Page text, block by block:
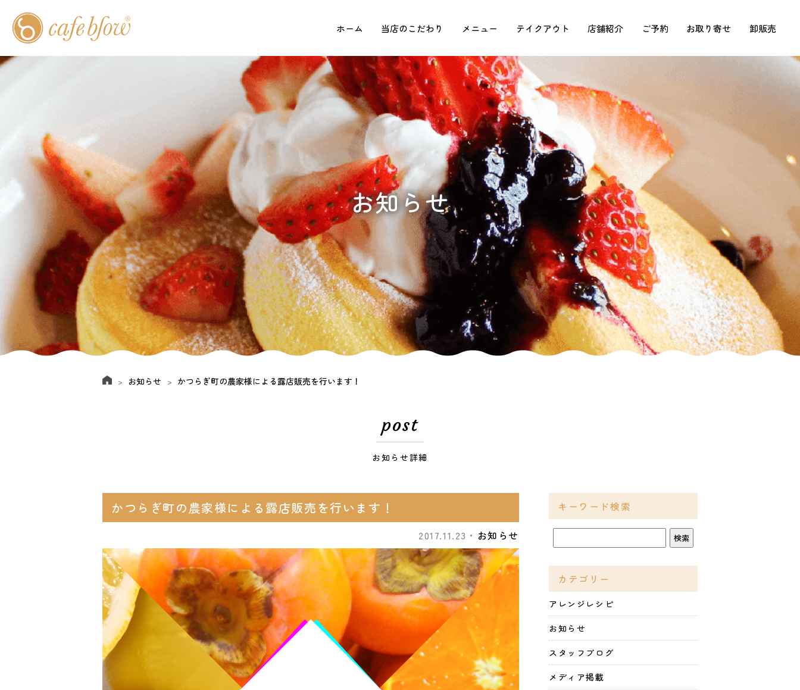
ホーム 当店のこだわり メニュー テイクアウト 店舗紹介 ご予約 お取り寄せ 卸販売
お知らせ
お知らせ かつらぎ町の農家様による露店販売を行います！
post
お知らせ詳細
かつらぎ町の農家様による露店販売を行います！
2017.11.23・ お知らせ
キーワード検索
カテゴリー
アレンジレシピ
お知らせ
スタッフブログ
メディア掲載